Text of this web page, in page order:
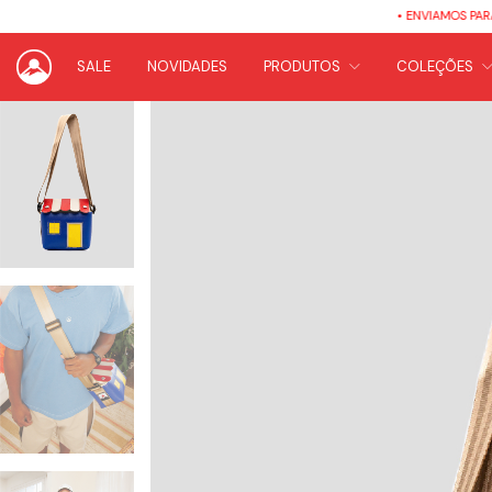
• ENVIAMOS PARA
SALE NOVIDADES PRODUTOS COLEÇÕES